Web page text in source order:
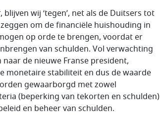
wij ‘tegen’, net als de Duitsers tot
om de financiële huishouding in
op orde te brengen, voordat er
van schulden. Vol verwachting
de nieuwe Franse president,
monetaire stabiliteit en dus de waarde
gewaarborgd met zowel
(beperking van tekorten en schulden)
en beheer van schulden.